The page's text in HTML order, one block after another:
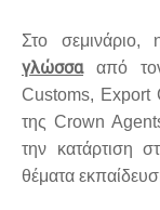
Στο σεμινάριο,
γλώσσααπό
Customs, Export
τηςCrown
την κατάρτιση
θέματα